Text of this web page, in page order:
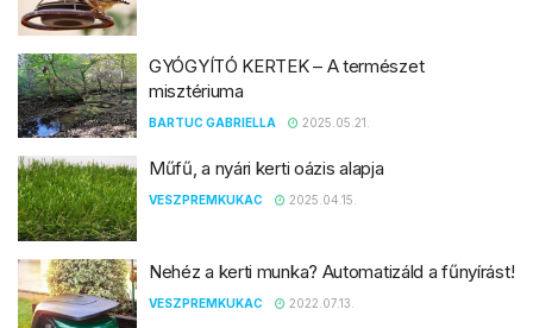
GYÓGYÍTÓ KERTEK – A természet
misztériuma
BARTUC GABRIELLA 2025.05.21.
Műfű, a nyári kerti oázis alapja
VESZPREMKUKAC 2025.04.15.
Nehéz a kerti munka? Automatizáld a fűnyírást!
VESZPREMKUKAC 2022.07.13.